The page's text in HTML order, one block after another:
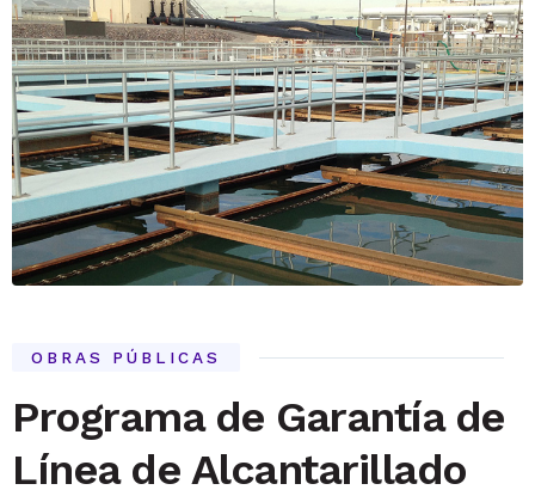
OBRAS PÚBLICAS
Programa de Garantía de
Línea de Alcantarillado